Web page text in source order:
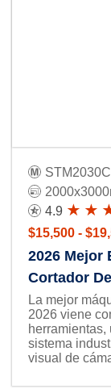
4.9
$15,500 -
2026 Mejor
Cortador
La mejor
2026 viene
sistema
visual de